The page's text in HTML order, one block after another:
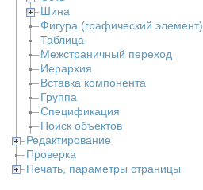
Шина
Фигура (графический элемент)
Таблица
Межстраничный переход
Иерархия
Вставка компонента
Группа
Спецификация
Поиск объектов
Редактирование
Проверка
Печать, параметры страницы